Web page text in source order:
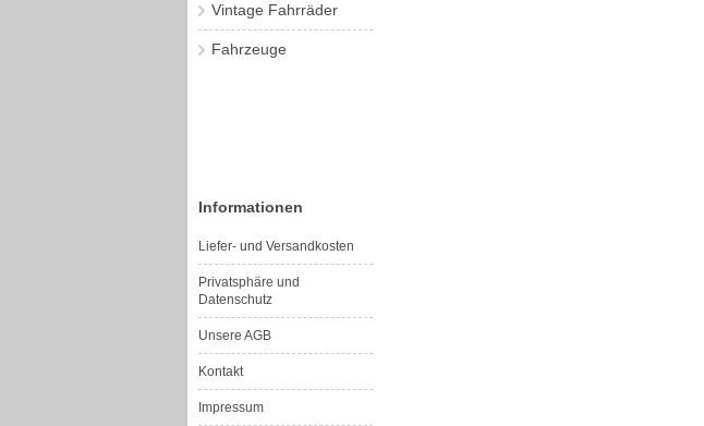
Vintage Fahrräder
Fahrzeuge
Informationen
Liefer- und Versandkosten
Privatsphäre und
Datenschutz
Unsere AGB
Kontakt
Impressum